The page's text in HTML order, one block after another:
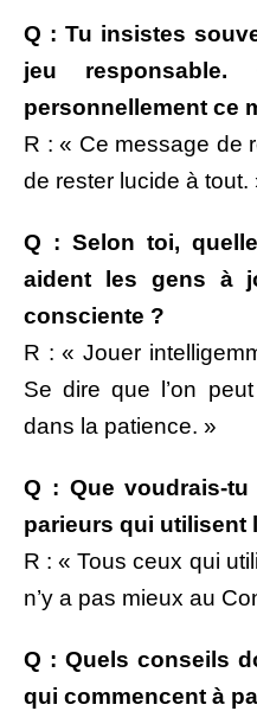
Q : Tu insistes
jeu responsable.
personnellement ce
R : « Ce message de
de rester lucide à tout.
Q : Selon toi,
aident les gens à
consciente ?
R : « Jouer
Se dire que l’on
dans la patience. »
Q : Que voudrais-
parieurs qui utilisent
R : « Tous ceux qui
n’y a pas mieux au
Q : Quels conseils
qui commencent à